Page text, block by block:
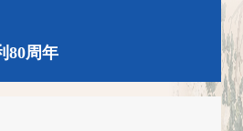
80周年